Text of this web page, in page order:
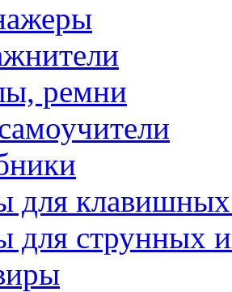
ремни
для клавишных
для струнных